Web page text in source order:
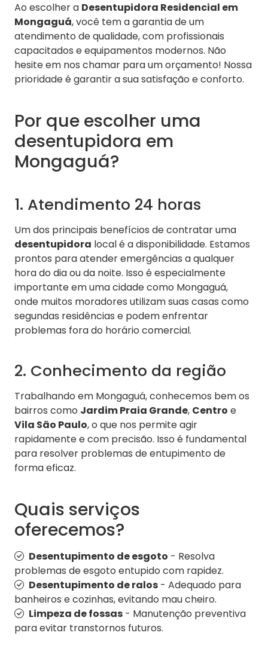
Ao escolher a Desentupidora Residencial em
Mongaguá, você tem a garantia de um
atendimento de qualidade, com profissionais
capacitados e equipamentos modernos. Não
hesite em nos chamar para um orçamento! Nossa
prioridade é garantir a sua satisfação e conforto.
Por que escolher uma
desentupidora em
Mongaguá?
1. Atendimento 24 horas
Um dos principais benefícios de contratar uma
desentupidora local é a disponibilidade. Estamos
prontos para atender emergências a qualquer
hora do dia ou da noite. Isso é especialmente
importante em uma cidade como Mongaguá,
onde muitos moradores utilizam suas casas como
segundas residências e podem enfrentar
problemas fora do horário comercial.
2. Conhecimento da região
Trabalhando em Mongaguá, conhecemos bem os
bairros como Jardim Praia Grande, Centro e
Vila São Paulo, o que nos permite agir
rapidamente e com precisão. Isso é fundamental
para resolver problemas de entupimento de
forma eficaz.
Quais serviços
oferecemos?
Desentupimento de esgoto - Resolva
problemas de esgoto entupido com rapidez.
Desentupimento de ralos - Adequado para
banheiros e cozinhas, evitando mau cheiro.
Limpeza de fossas - Manutenção preventiva
para evitar transtornos futuros.